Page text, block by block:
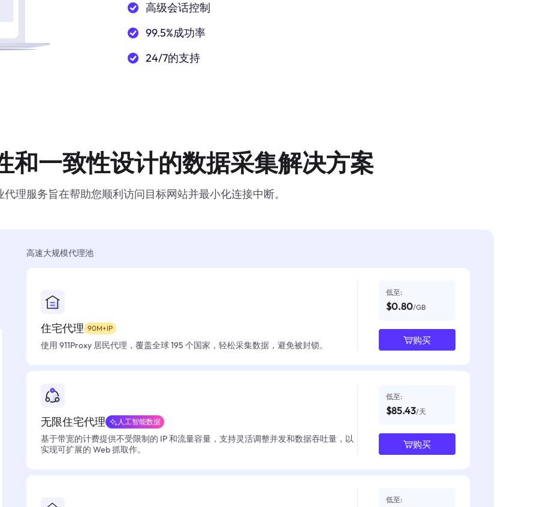
高级会话控制
99.5%成功率
24/7的支持
和一致性设计的数据采集解决方案
代理服务旨在帮助您顺利访问目标网站并最小化连接中断。
高速大规模代理池
住宅代理 90M+IP
使用 911Proxy 居民代理，覆盖全球 195 个国家，轻松采集数据，避免被封锁。
低至:
$0.80/GB
购买
无限住宅代理 人工智能数据
基于带宽的计费提供不受限制的 IP 和流量容量，支持灵活调整并发和数据吞吐量，以
实现可扩展的 Web 抓取作。
低至:
$85.43/天
购买
低至: